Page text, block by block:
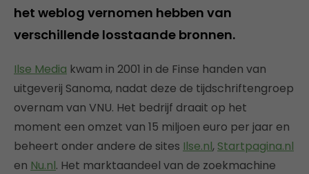
het weblog vernomen hebben van
verschillende losstaande bronnen.
Ilse Media kwam in 2001 in de Finse handen van
uitgeverij Sanoma, nadat deze de tijdschriftengroep
overnam van VNU. Het bedrijf draait op het
moment een omzet van 15 miljoen euro per jaar en
beheert onder andere de sites Ilse.nl, Startpagina.nl
en Nu.nl. Het marktaandeel van de zoekmachine